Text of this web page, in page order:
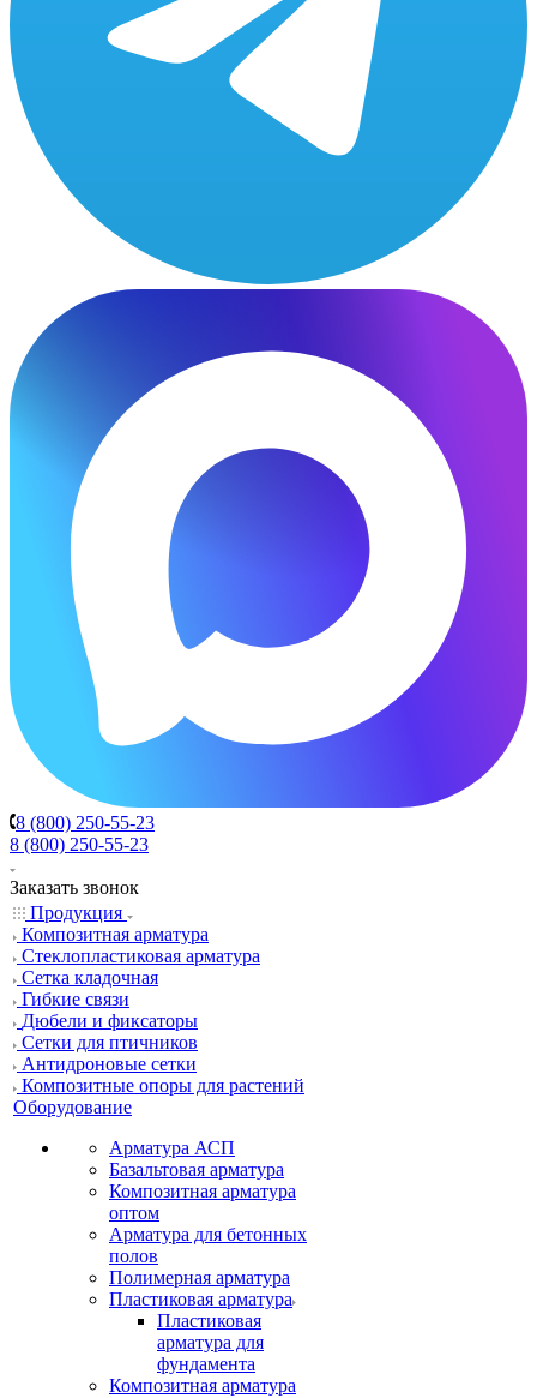
8 (800) 250-55-23
8 (800) 250-55-23
Заказать звонок
Продукция
Композитная арматура
Cтеклопластиковая арматура
Сетка кладочная
Гибкие связи
Дюбели и фиксаторы
Сетки для птичников
Антидроновые сетки
Композитные опоры для растений
Оборудование
Арматура АСП
Базальтовая арматура
Композитная арматура
оптом
Арматура для бетонных
полов
Полимерная арматура
Пластиковая арматура
Пластиковая
арматура для
фундамента
Композитная арматура